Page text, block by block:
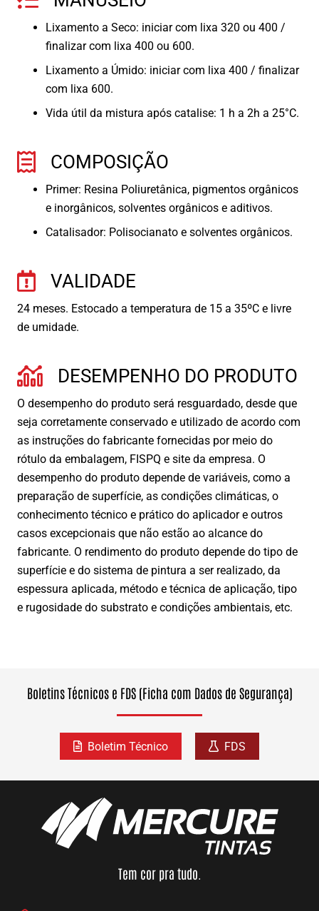
Lixamento a Seco: iniciar com lixa 320 ou 400 /
finalizar com lixa 400 ou 600.
Lixamento a Úmido: iniciar com lixa 400 / finalizar
com lixa 600.
Vida útil da mistura após catalise: 1 h a 2h a 25°C.
COMPOSIÇÃO
Primer: Resina Poliuretânica, pigmentos orgânicos
e inorgânicos, solventes orgânicos e aditivos.
Catalisador: Polisocianato e solventes orgânicos.
VALIDADE
24 meses. Estocado a temperatura de 15 a 35ºC e livre
de umidade.
DESEMPENHO DO PRODUTO
O desempenho do produto será resguardado, desde que
seja corretamente conservado e utilizado de acordo com
as instruções do fabricante fornecidas por meio do
rótulo da embalagem, FISPQ e site da empresa. O
desempenho do produto depende de variáveis, como a
preparação de superfície, as condições climáticas, o
conhecimento técnico e prático do aplicador e outros
casos excepcionais que não estão ao alcance do
fabricante. O rendimento do produto depende do tipo de
superfície e do sistema de pintura a ser realizado, da
espessura aplicada, método e técnica de aplicação, tipo
e rugosidade do substrato e condições ambientais, etc.
Boletins Técnicos e FDS (Ficha com Dados de Segurança)
Boletim Técnico FDS
Tem cor pra tudo.